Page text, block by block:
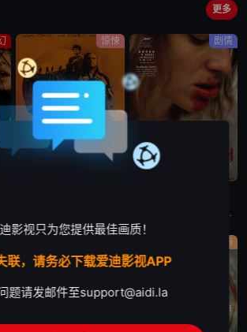
更多
惊悚 剧情
本片讲述了一个与世隔绝的奇怪家庭。家庭成员由一对父母和大儿子、两个女儿组成，一家五口终日生活在一座隐秘的大宅子里。三个孩子自小被父亲隔离于此，他们不能接触除父母外的人，对高墙之外的世界几乎一无所知
恐怖
影视只为您提供最佳画质！
联，请务必下载爱迪影视APP
题请发邮件至support@aidi.la